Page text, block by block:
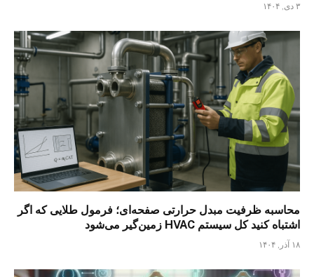
۳ دی, ۱۴۰۴
محاسبه ظرفیت مبدل حرارتی صفحه‌ای؛ فرمول طلایی که اگر
اشتباه کنید کل سیستم HVAC زمین‌گیر می‌شود
۱۸ آذر, ۱۴۰۴